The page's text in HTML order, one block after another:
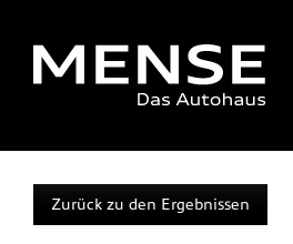
Zurück zu den Ergebnissen